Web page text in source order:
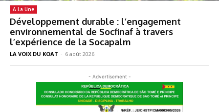
A La Une
Développement durable : l’engagement
environnemental de Socfinaf à travers
l’expérience de la Socapalm
LA VOIX DU KOAT - 6 août 2026
- Advertisement -